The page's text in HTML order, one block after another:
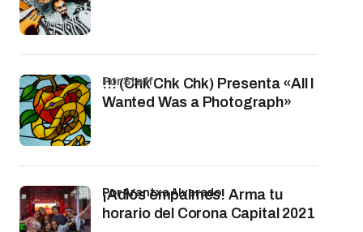
!!! (Chk Chk Chk) Presenta «All I
Wanted Was a Photograph»
por Staff
¡Adiós empalmes! Arma tu
horario del Corona Capital 2021
por Arantxa Alvarado